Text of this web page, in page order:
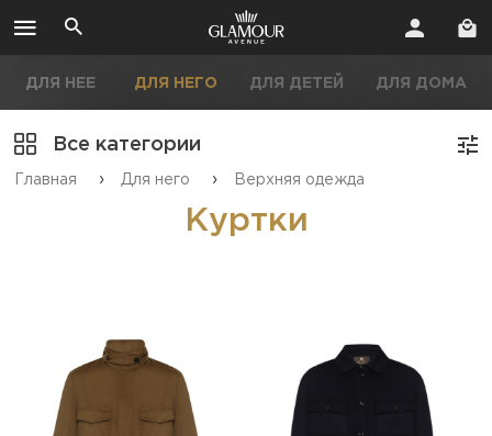
ДЛЯ НЕЕ ДЛЯ НЕГО ДЛЯ ДЕТЕЙ ДЛЯ ДОМА
Все категории
Главная › Для него › Верхняя одежда
Куртки